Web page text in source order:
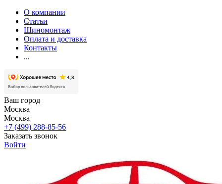
О компании
Статьи
Шиномонтаж
Оплата и доставка
Контакты
...
Ваш город
Москва
Москва
+7 (499) 288-85-56
Заказать звонок
Войти